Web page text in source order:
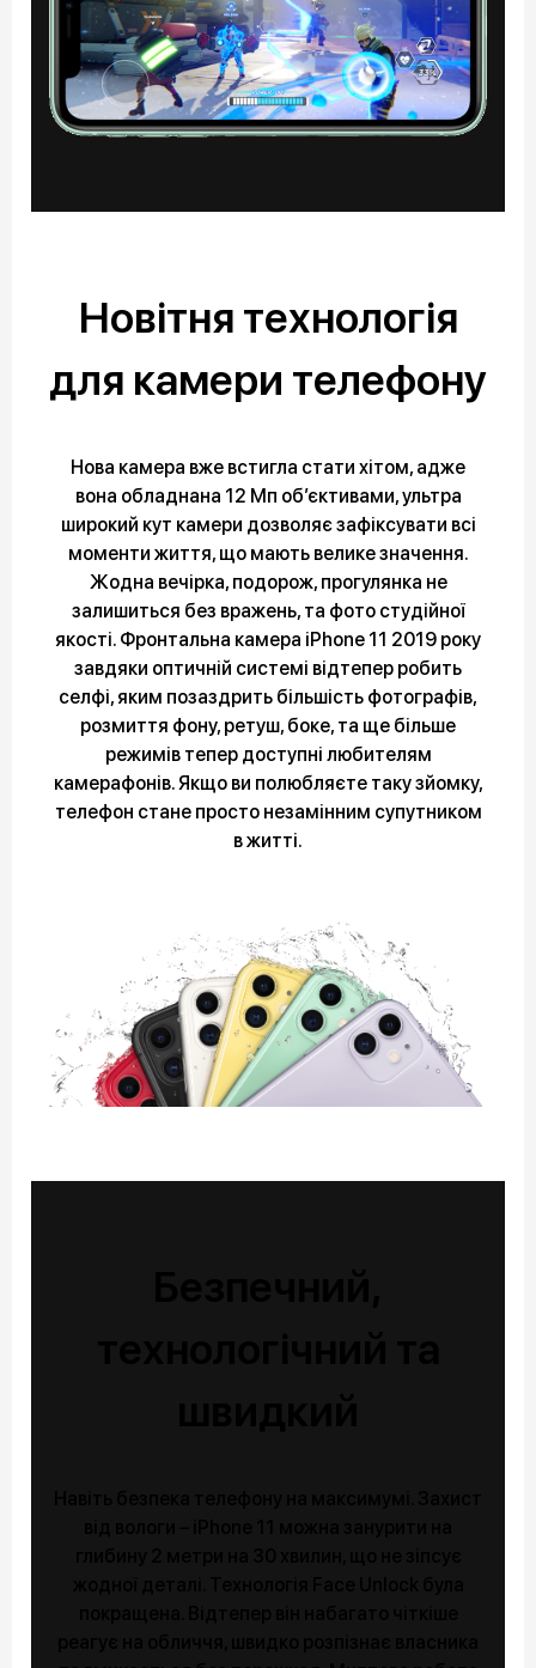
Новітня технологія
для камери телефону
Нова камера вже встигла стати хітом, адже
вона обладнана 12 Мп об’єктивами, ультра
широкий кут камери дозволяє зафіксувати всі
моменти життя, що мають велике значення.
Жодна вечірка, подорож, прогулянка не
залишиться без вражень, та фото студійної
якості. Фронтальна камера iPhone 11 2019 року
завдяки оптичній системі відтепер робить
селфі, яким позаздрить більшість фотографів,
розмиття фону, ретуш, боке, та ще більше
режимів тепер доступні любителям
камерафонів. Якщо ви полюбляєте таку зйомку,
телефон стане просто незамінним супутником
в житті.